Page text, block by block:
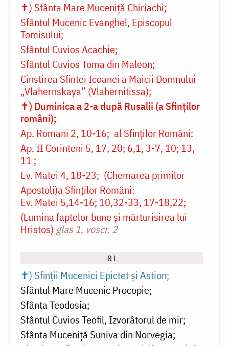
✝) Sfânta Mare Muceniță Chiriachi
Sfântul Mucenic Evanghel, Episcopul
Tomisului
Sfântul Cuvios Acachie
Sfântul Cuvios Toma din Maleon
Cinstirea Sfintei Icoanei a Maicii Domnului
„Vlahernskaya” (Vlahernitissa)
✝) Duminica a 2-a după Rusalii (a Sfinților
români)
Ap. Romani 2, 10-16 al Sfinților Români:
Ap. II Corinteni 5, 17, 20; 6,1, 3-7, 10; 13,
11
Ev. Matei 4, 18-23 (Chemarea primilor
Apostoli)a Sfinților Români:
Ev. Matei 5,14-16; 10,32-33, 17-18,22
(Lumina faptelor bune și mărturisirea lui
Hristos) glas 1, voscr. 2
8 L
✝) Sfinții Mucenici Epictet și Astion
Sfântul Mare Mucenic Procopie
Sfânta Teodosia
Sfântul Cuvios Teofil, Izvorâtorul de mir
Sfânta Muceniță Suniva din Norvegia